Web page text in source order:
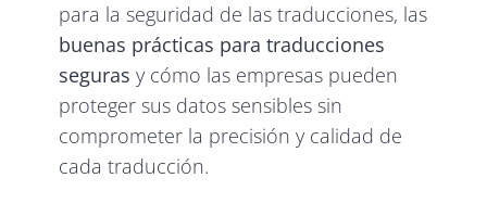
para la seguridad de las traducciones, las
buenas prácticas para traducciones
seguras y cómo las empresas pueden
proteger sus datos sensibles sin
comprometer la precisión y calidad de
cada traducción.